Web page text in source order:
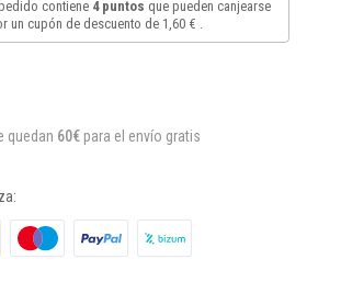
pedido contiene 4puntos que pueden canjearse
un cupón de descuento de 1,60 €
quedan 60€ para el envío gratis